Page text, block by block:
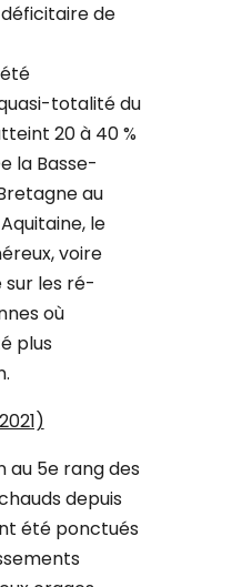
de
totalité du
20 à 40 %
la Basse-
au
le
voire
les ré-
où
plus
au 5e rang des
depuis
été ponctués